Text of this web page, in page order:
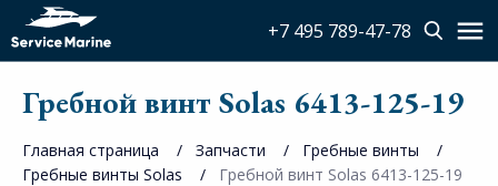
+7 495 789-47-78
Гребной винт Solas 6413-125-19
Главная страница Запчасти
Гребные винты
Гребные винты Solas
Гребной винт Solas 6413-125-19